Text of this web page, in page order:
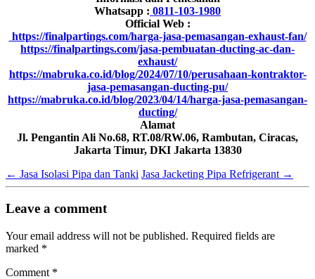
Whatsapp : 0811-103-1980
Official Web :
https://finalpartings.com/harga-jasa-pemasangan-exhaust-fan/
https://finalpartings.com/jasa-pembuatan-ducting-ac-dan-
exhaust/
https://mabruka.co.id/blog/2024/07/10/perusahaan-kontraktor-
jasa-pemasangan-ducting-pu/
https://mabruka.co.id/blog/2023/04/14/harga-jasa-pemasangan-
ducting/
Alamat
Jl. Pengantin Ali No.68, RT.08/RW.06, Rambutan, Ciracas,
Jakarta Timur, DKI Jakarta 13830
← Jasa Isolasi Pipa dan Tanki Jasa Jacketing Pipa Refrigerant →
Leave a comment
Your email address will not be published. Required fields are
marked *
Comment *